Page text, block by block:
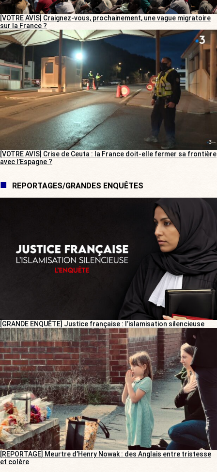
[VOTRE AVIS] Craignez-vous, prochainement, une vague migratoire
sur la France ?
[VOTRE AVIS] Crise de Ceuta : la France doit-elle fermer sa frontière
avec l’Espagne ?
REPORTAGES/GRANDES ENQUÊTES
[GRANDE ENQUÊTE] Justice française : l’islamisation silencieuse
[REPORTAGE] Meurtre d’Henry Nowak : des Anglais entre tristesse
et colère